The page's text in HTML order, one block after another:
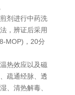
剂进行中药洗
，辨证后采用
MOP)，20分
热效应以及磁
疏通经脉、透
、清热解毒、